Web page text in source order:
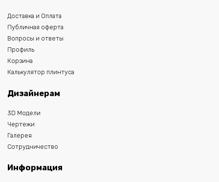
Доставка и Оплата
Публичная оферта
Вопросы и ответы
Профиль
Корзина
Калькулятор плинтуса
Дизайнерам
3D Модели
Чертежи
Галерея
Сотрудничество
Информация